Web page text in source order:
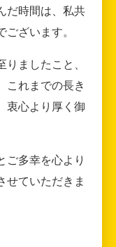
だ時間は、私共
ざいます。
ましたこと、
これまでの長き
衷心より厚く御
ご多幸を心より
せていただきま